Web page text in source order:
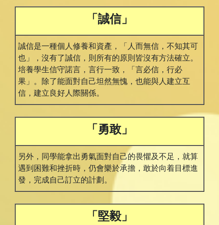
「誠信」
誠信是⼀種個⼈修養和資產，「⼈⽽無信，不知其可
也」，沒有了誠信，則所有的原則皆沒有方法確立。
培養學生信守諾言，⾔⾏⼀致，「⾔必信，⾏必
果」。除了能⾯對⾃⼰坦然無愧，也能與人建立互
信，建立良好人際關係。
「勇敢」
另外，同學能拿出勇氣面對自己的畏懼及不足，就算
遇到困難和挫折時，仍會樂於承擔，敢於向着目標進
發，完成自己訂立的計劃。
「堅毅」